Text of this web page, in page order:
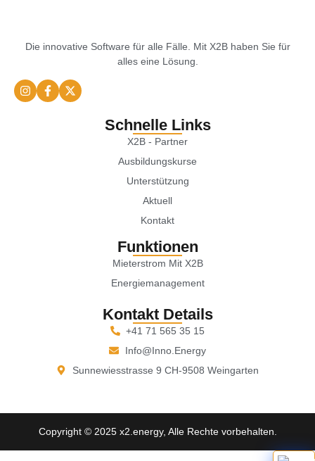
Die innovative Software für alle Fälle. Mit X2B haben Sie für
alles eine Lösung.
Schnelle Links
X2B - Partner
Ausbildungskurse
Unterstützung
Aktuell
Kontakt
Funktionen
Mieterstrom Mit X2B
Energiemanagement
Kontakt Details
+41 71 565 35 15
Info@inno.energy
Sunnewiesstrasse 9 CH-9508 Weingarten
Copyright © 2025 x2.energy, Alle Rechte vorbehalten.